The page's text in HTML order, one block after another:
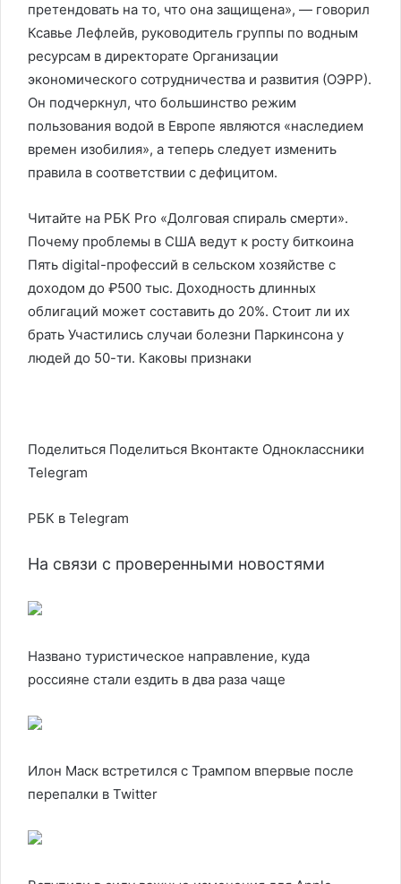
претендовать на то, что она защищена», — говорил
Ксавье Лефлейв, руководитель группы по водным
ресурсам в директорате Организации
экономического сотрудничества и развития (ОЭРР).
Он подчеркнул, что большинство режим
пользования водой в Европе являются «наследием
времен изобилия», а теперь следует изменить
правила в соответствии с дефицитом.
Читайте на РБК Pro «Долговая спираль смерти».
Почему проблемы в США ведут к росту биткоина
Пять digital-профессий в сельском хозяйстве с
доходом до ₽500 тыс. Доходность длинных
облигаций может составить до 20%. Стоит ли их
брать Участились случаи болезни Паркинсона у
людей до 50-ти. Каковы признаки
Поделиться Поделиться Вконтакте Одноклассники
Telegram
РБК в Telegram
На связи с проверенными новостями
Названо туристическое направление, куда
россияне стали ездить в два раза чаще
Илон Маск встретился с Трампом впервые после
перепалки в Twitter